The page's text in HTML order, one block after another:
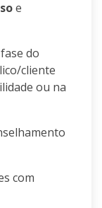
e
do
cliente
ou na
com